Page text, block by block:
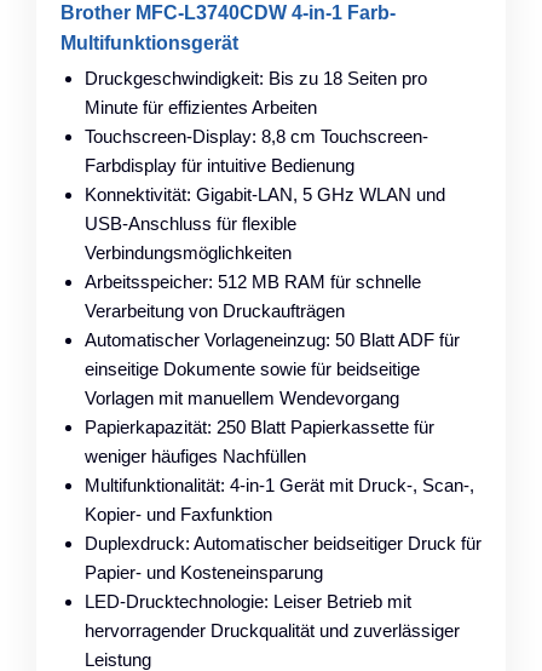
Brother MFC-L3740CDW 4-in-1 Farb-
Multifunktionsgerät
Druckgeschwindigkeit: Bis zu 18 Seiten pro
Minute für effizientes Arbeiten
Touchscreen-Display: 8,8 cm Touchscreen-
Farbdisplay für intuitive Bedienung
Konnektivität: Gigabit-LAN, 5 GHz WLAN und
USB-Anschluss für flexible
Verbindungsmöglichkeiten
Arbeitsspeicher: 512 MB RAM für schnelle
Verarbeitung von Druckaufträgen
Automatischer Vorlageneinzug: 50 Blatt ADF für
einseitige Dokumente sowie für beidseitige
Vorlagen mit manuellem Wendevorgang
Papierkapazität: 250 Blatt Papierkassette für
weniger häufiges Nachfüllen
Multifunktionalität: 4-in-1 Gerät mit Druck-, Scan-,
Kopier- und Faxfunktion
Duplexdruck: Automatischer beidseitiger Druck für
Papier- und Kosteneinsparung
LED-Drucktechnologie: Leiser Betrieb mit
hervorragender Druckqualität und zuverlässiger
Leistung